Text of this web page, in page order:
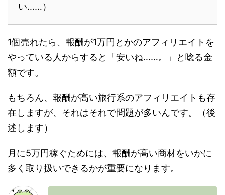
い……）
1個売れたら、報酬が1万円とかのアフィリエイトを
やっている人からすると「安いね……。」と唸る金
額です。
もちろん、報酬が高い旅行系のアフィリエイトも存
在しますが、それはそれで問題が多いんです。（後
述します）
月に5万円稼ぐためには、報酬が高い商材をいかに
多く取り扱いできるかが重要になります。